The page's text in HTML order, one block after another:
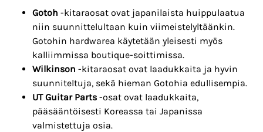
Gotoh -kitaraosat ovat japanilaista huippulaatua
niin suunnittelultaan kuin viimeistelyltäänkin.
Gotohin hardwarea käytetään yleisesti myös
kalliimmissa boutique-soittimissa.
Wilkinson -kitaraosat ovat laadukkaita ja hyvin
suunniteltuja, sekä hieman Gotohia edullisempia.
UT Guitar Parts -osat ovat laadukkaita,
pääsääntöisesti Koreassa tai Japanissa
valmistettuja osia.